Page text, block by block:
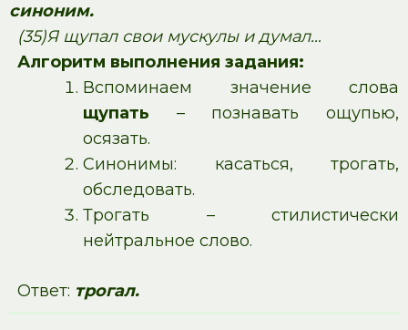
синоним.
(35)Я щупал свои мускулы и думал…
Алгоритм выполнения задания:
Вспоминаем значение слова
щупать – познавать ощупью,
осязать.
Синонимы: касаться, трогать,
обследовать.
Трогать – стилистически
нейтральное слово.
Ответ: трогал.